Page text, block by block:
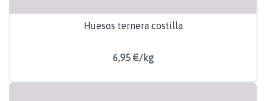
Huesos ternera costilla
6,95 €/kg